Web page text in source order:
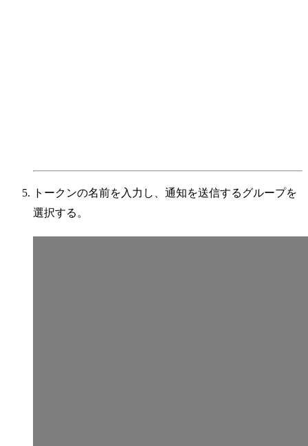
トークンの名前を入力し、通知を送信するグループを
選択する。